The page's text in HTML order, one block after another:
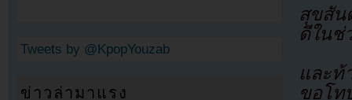
สุขสั
ดีในช่
และท้
ขอโท
Tweets by @KpopYouzab
ข่าวล่ามาแรง